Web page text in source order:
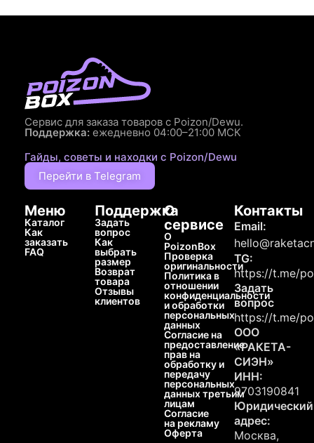
Сервис для заказа товаров с Poizon/Dewu.
Поддержка: ежедневно 04:00–21:00 МСК
Гайды, советы и находки с Poizon/Dewu
Перейти в Telegram
Меню
Каталог
Как
заказать
FAQ
Поддержка
Задать
вопрос
Как
выбрать
размер
Возврат
товара
Отзывы
клиентов
О
сервисе
О
PoizonBox
Проверка
оригинальности
Политика в
отношении
конфиденциальности
и обработки
персональных
данных
Согласие на
предоставление
прав на
обработку и
передачу
персональных
данных третьим
лицам
Согласие
на рекламу
Оферта
Контакты
Email:
TG:
https://t.me/
Задать
вопрос
https://t.me/
ООО
«РАКЕТА-
СИЭН»
ИНН:
9703190841
Юридический
адрес:
Москва,